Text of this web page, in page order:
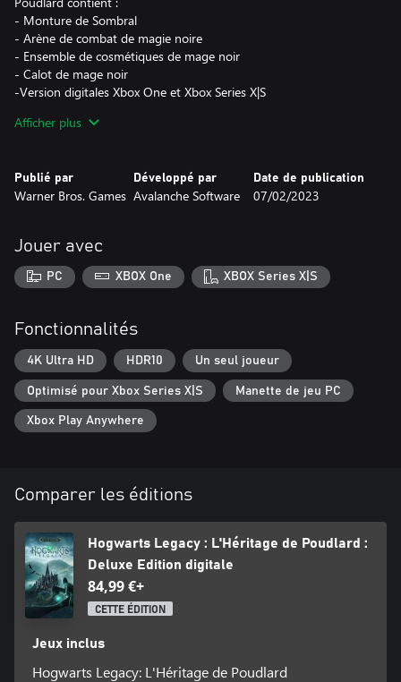
- Monture de Sombral
- Arène de combat de magie noire
- Ensemble de cosmétiques de mage noir
- Calot de mage noir
-Version digitales Xbox One et Xbox Series X|S
Comprend la quête de la Boutique hantée de Pré-au-Lard, qui
boutique de Pré-au-Lard.
- Réinitialisation de talents
De nouveaux objets cosmétiques disponibles dès maintenant
manteau de prisonnier d'Azkaban, Monture d'Hippogriffe d'Onyx,
Afficher plus
Publié par
Warner Bros. Games
Développé par
Avalanche Software
Date de publication
07/02/2023
Jouer avec
PC XBOX One XBOX Series X|S
Fonctionnalités
4K Ultra HD HDR10 Un seul joueur
Optimisé pour Xbox Series X|S Manette de jeu PC
Xbox Play Anywhere
Comparer les éditions
Hogwarts Legacy : L'Héritage de Poudlard :
Deluxe Edition digitale
84,99 €+
CETTE ÉDITION
Jeux inclus
Hogwarts Legacy: L'Héritage de Poudlard